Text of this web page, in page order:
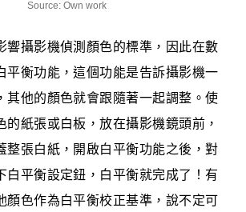
Source: Own work
響攝影機偵測顏色的標準，因此在數
平衡功能，這個功能是告訴攝影機一
其他的顏色就會跟隨著一起調整。使
的紙張或白板，放在攝影機鏡頭前，
整張白紙，開啟白平衡功能之後，對
白平衡設定鈕，白平衡就完成了！有
顏色作為白平衡校正基準，說不定可